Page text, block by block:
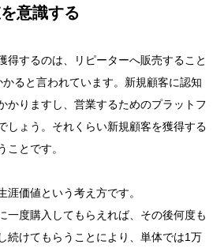
意識する
得するのは、リピーターへ販売すること
ると言われています。新規顧客に認知
かりますし、営業するためのプラットフ
しょう。それくらい新規顧客を獲得する
ことです。
涯価値という考え方です。
一度購入してもらえれば、その後何度も
続けてもらうことにより、単体では1万